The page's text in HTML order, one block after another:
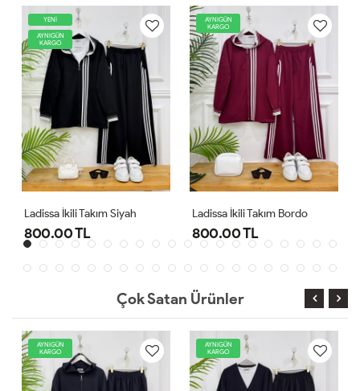
AYNIGÜN
KARGO
Ladissa İkili Takım Bordo
800.00 TL
AYNIGÜN
KARGO
Ladissa İkili Takım Gri
800.00 TL
Çok Satan Ürünler
AYNIGÜN
KARGO
AYNIGÜN
KARGO